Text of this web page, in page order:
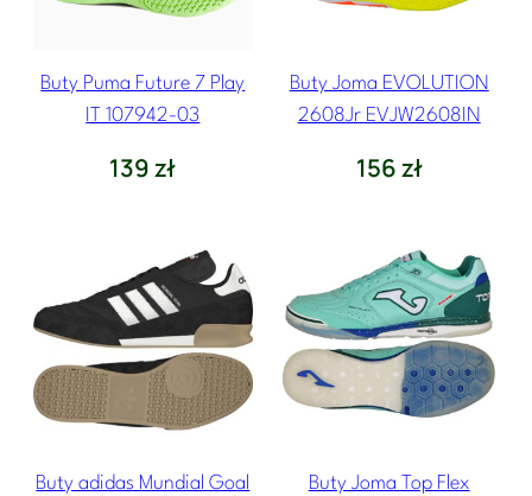
Buty Puma Future 7 Play
IT 107942-03
139zł
Buty Joma EVOLUTION
2608Jr EVJW2608IN
156zł
Buty adidas Mundial Goal
Buty Joma Top Flex